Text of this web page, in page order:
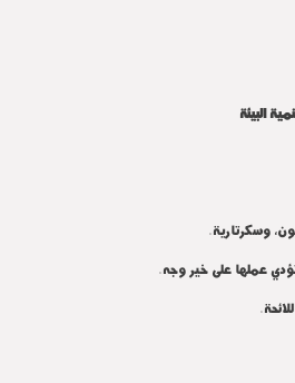
البيئة
وسكرتارية.
عملها على خير وجه.